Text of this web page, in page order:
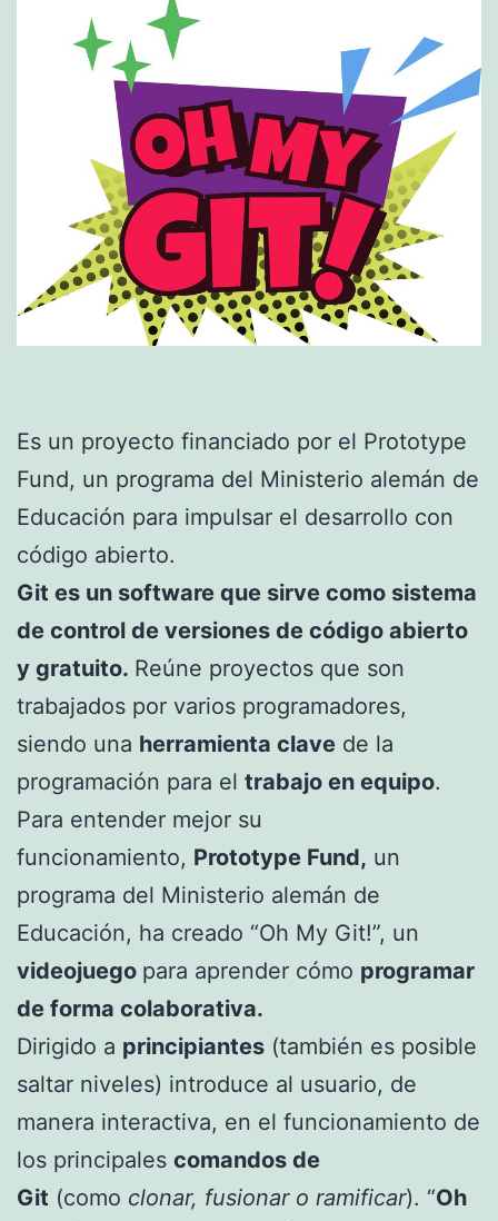
Es un proyecto financiado por el Prototype
Fund, un programa del Ministerio alemán de
Educación para impulsar el desarrollo con
código abierto.
Git es un software que sirve como sistema
de control de versiones de código abierto
y gratuito. Reúne proyectos que son
trabajados por varios programadores,
siendo una herramienta clave de la
programación para el trabajo en equipo.
Para entender mejor su
funcionamiento, Prototype Fund, un
programa del Ministerio alemán de
Educación, ha creado “Oh My Git!”, un
videojuego para aprender cómo programar
de forma colaborativa.
Dirigido a principiantes (también es posible
saltar niveles) introduce al usuario, de
manera interactiva, en el funcionamiento de
los principales comandos de
Git (como clonar, fusionar o ramificar). “Oh